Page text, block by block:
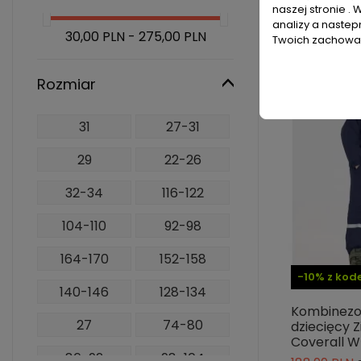
-10% z
dziecięcy
Coverall
30,00 PLN - 275,00 PLN
Rozmiar
31
27-31
29
22-26
32-34
116-122
104-110
92-98
164-170
152-158
140-146
128-134
27
74-80
naszej stronie .
analizy a
Twoich